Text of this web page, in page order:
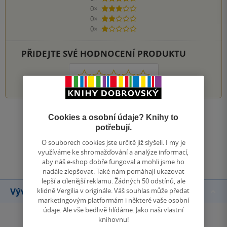
0×
3 hvězdičky
0×
2 hvězdičky
0×
1 hvezdička
PŘIDEJTE SVÉ HODNOCENÍ PRODUKTU
1 2 3 4 5
Zobrazit všechna hodnocení
Přidat hodnocení
Vývoj ceny
Cookies a osobní údaje? Knihy to
potřebují.
O souborech cookies jste určitě již slyšeli. I my je
využíváme ke shromažďování a analýze informací,
aby náš e-shop dobře fungoval a mohli jsme ho
nadále zlepšovat. Také nám pomáhají ukazovat
lepší a cílenější reklamu. Žádných 50 odstínů, ale
klidně Vergilia v originále. Váš souhlas může předat
marketingovým platformám i některé vaše osobní
údaje. Ale vše bedlivě hlídáme. Jako naši vlastní
knihovnu!